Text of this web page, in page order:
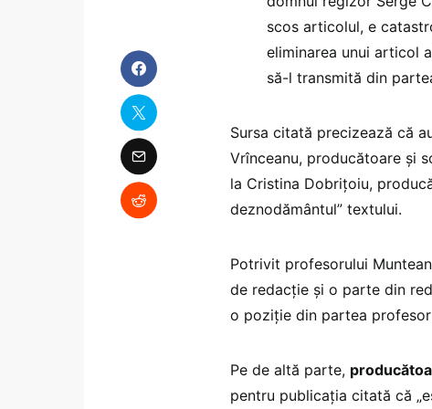
scos articolul, e
eliminarea unui articol
să-l transmită din
Sursa citată precizează că
Vrînceanu, producătoare și
la Cristina Dobrițoiu,
deznodământul” textului.
Potrivit profesorului
de redacție și o parte din
o poziție din partea
Pe de altă parte,
pentru publicația citată că